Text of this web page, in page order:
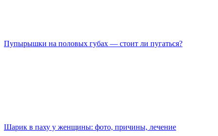
Пупырышки на половых губах — стоит ли пугаться?
Шарик в паху у женщины: фото, причины, лечение